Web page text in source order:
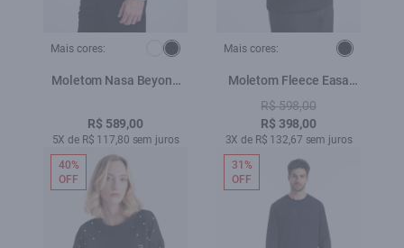
Mais cores:
Moletom Nasa Beyond
R$ 589,00
5X de R$ 117,80 sem juros
Mais cores:
Moletom Fleece Easa
Preto
R$ 598,00
R$ 398,00
3X de R$ 132,67 sem juros
40%
OFF
31%
OFF